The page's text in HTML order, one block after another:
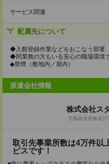
サービス関連
配属先について
◆入館登録作業などをおこなう部署
◆同業務の方もいる安心の職場環境
◆禁煙（敷地内／屋内）
派遣会社情報
株式会社ス
労働者派遣事業
取引先事業所数は4万件以
ビスです！